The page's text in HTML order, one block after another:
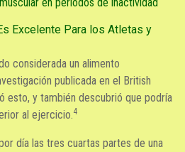
Excelente Para los Atletas y
considerada un alimento
publicada en el British
esto, y también descubrió que podría
al ejercicio.4
día las tres cuartas partes de una